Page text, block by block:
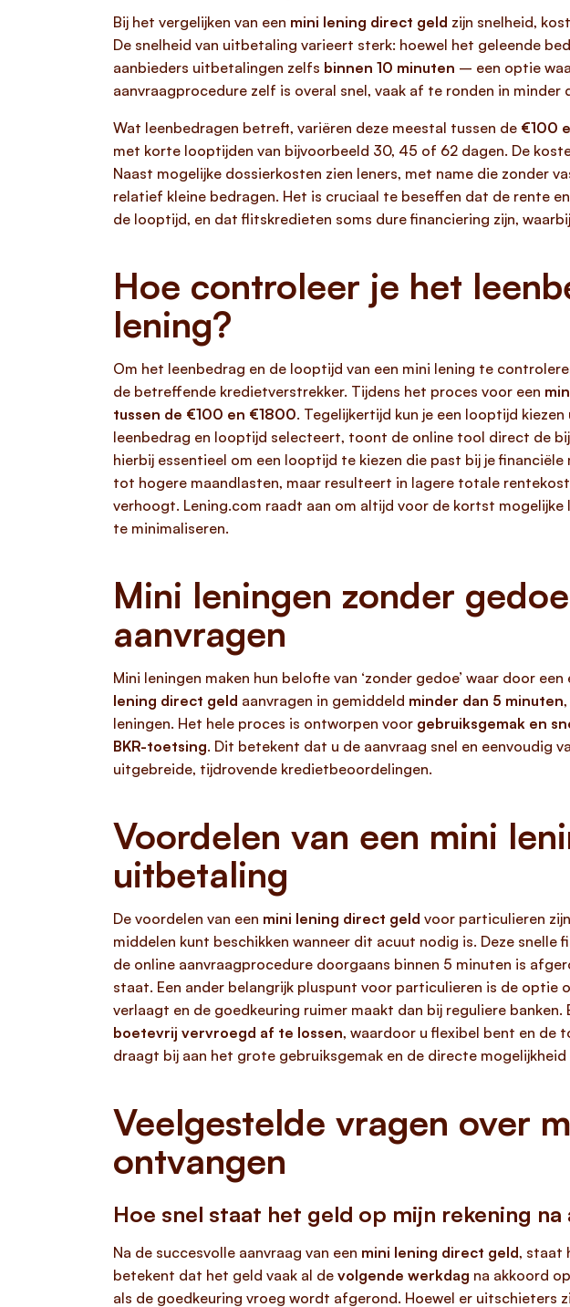
Bij het vergelijken van een mini lening direct geld zijn snelheid,
De snelheid van uitbetaling varieert sterk: hoewel het geleende
aanbieders uitbetalingen zelfs binnen 10 minuten – een optie
aanvraagprocedure zelf is overal snel, vaak af te ronden in minder
Wat leenbedragen betreft, variëren deze meestal tussen de €100
met korte looptijden van bijvoorbeeld 30, 45 of 62 dagen. De
Naast mogelijke dossierkosten zien leners, met name die zonder
relatief kleine bedragen. Het is cruciaal te beseffen dat de rente
de looptijd, en dat flitskredieten soms dure financiering zijn,
Hoe controleer je het
lening?
Om het leenbedrag en de looptijd van een mini lening te
de betreffende kredietverstrekker. Tijdens het proces voor een
tussen de €100 en €1800. Tegelijkertijd kun je een looptijd
leenbedrag en looptijd selecteert, toont de online tool direct de
hierbij essentieel om een looptijd te kiezen die past bij je
tot hogere maandlasten, maar resulteert in lagere totale
verhoogt. Lening.com raadt aan om altijd voor de kortst
te minimaliseren.
Mini leningen zonder
aanvragen
Mini leningen maken hun belofte van ‘zonder gedoe’ waar door
lening direct geld aanvragen in gemiddeld minder dan 5 minuten
leningen. Het hele proces is ontworpen voor gebruiksgemak en
BKR-toetsing. Dit betekent dat u de aanvraag snel en eenvoudig
uitgebreide, tijdrovende kredietbeoordelingen.
Voordelen van een mini
uitbetaling
De voordelen van een mini lening direct geld voor particulieren
middelen kunt beschikken wanneer dit acuut nodig is. Deze
de online aanvraagprocedure doorgaans binnen 5 minuten is
staat. Een ander belangrijk pluspunt voor particulieren is de
verlaagt en de goedkeuring ruimer maakt dan bij reguliere
boetevrij vervroegd af te lossen, waardoor u flexibel bent en de
draagt bij aan het grote gebruiksgemak en de directe
Veelgestelde vragen over
ontvangen
Hoe snel staat het geld op mijn rekening na
Na de succesvolle aanvraag van een mini lening direct geld, staat
betekent dat het geld vaak al de volgende werkdag na akkoord
als de goedkeuring vroeg wordt afgerond. Hoewel er uitschieters